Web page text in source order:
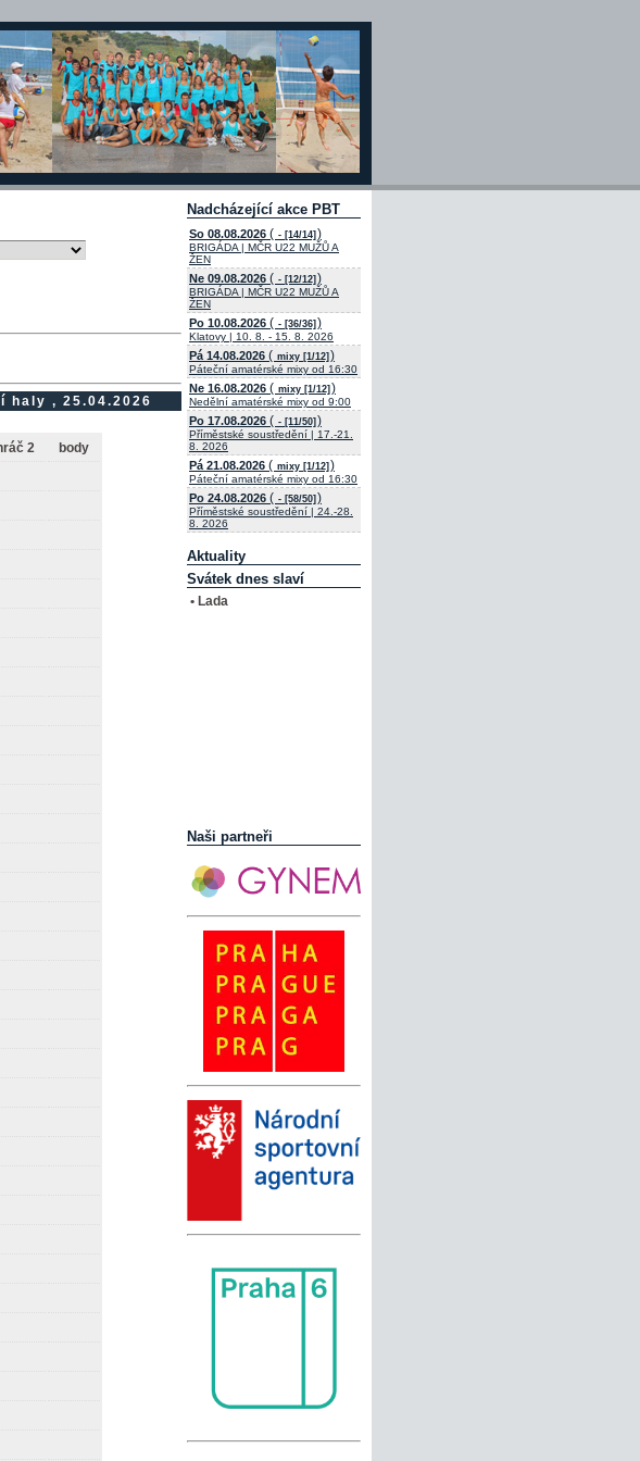
haly , 25.04.2026
2
body
Nadcházející akce PBT
So 08.08.2026 ( - [14/14] )
BRIGÁDA | MČR U22 MUŽŮ A
ŽEN
Ne 09.08.2026 ( - [12/12] )
BRIGÁDA | MČR U22 MUŽŮ A
ŽEN
Po 10.08.2026 ( - [36/36] )
Klatovy | 10. 8. - 15. 8. 2026
Pá 14.08.2026 ( mixy [1/12] )
Páteční amatérské mixy od 16:30
Ne 16.08.2026 ( mixy [1/12] )
Nedělní amatérské mixy od 9:00
Po 17.08.2026 ( - [11/50] )
Příměstské soustředění | 17.-21.
8. 2026
Pá 21.08.2026 ( mixy [1/12] )
Páteční amatérské mixy od 16:30
Po 24.08.2026 ( - [58/50] )
Příměstské soustředění | 24.-28.
8. 2026
Aktuality
Svátek dnes slaví
• Lada
Naši partneři